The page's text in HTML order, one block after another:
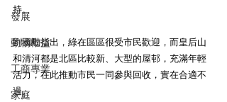
發展
動物權益
工商專業
家庭
持。
劉國勳指出，綠在區區很受市民歡迎，而皇后山
和清河都是北區比較新、大型的屋邨，充滿年輕
活力，在此推動市民一同參與回收，實在合適不
過。